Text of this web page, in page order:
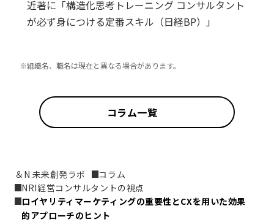
近著に「構造化思考トレーニング コンサルタント
が必ず身につける定番スキル（日経BP）」
※組織名、職名は現在と異なる場合があります。
コラム一覧
＆N 未来創発ラボ
コラム
NRI経営コンサルタントの視点
ロイヤリティマーケティングの重要性とCXを用いた効果
的アプローチのヒント